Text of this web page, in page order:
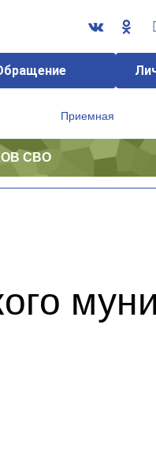
Приемная
СВО